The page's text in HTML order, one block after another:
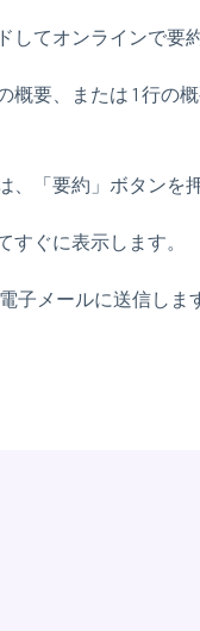
してオンラインで要
概要、または 1 行の
、「要約」ボタンを
ぐに表示します。
子メールに送信しま